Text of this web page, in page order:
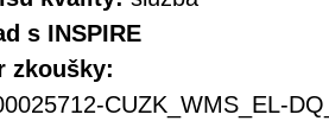
s INSPIRE
zkoušky:
CUZK_WMS_EL-